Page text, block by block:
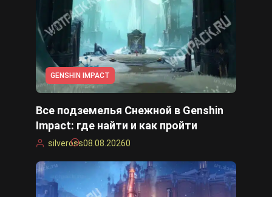
GENSHIN IMPACT
Все подземелья Снежной в Genshin
Impact: где найти и как пройти
silveross08.08.20260